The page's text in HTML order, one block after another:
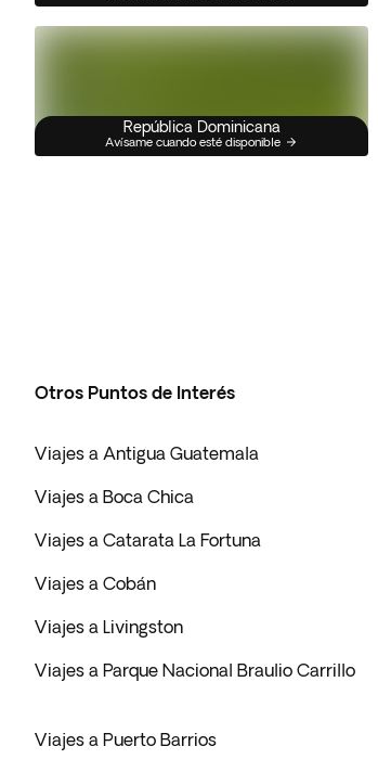
República Dominicana
Avísame cuando esté disponible
Otros Puntos de Interés
Viajes a Antigua Guatemala
Viajes a Boca Chica
Viajes a Catarata La Fortuna
Viajes a Cobán
Viajes a Livingston
Viajes a Parque Nacional Braulio Carrillo
Viajes a Puerto Barrios